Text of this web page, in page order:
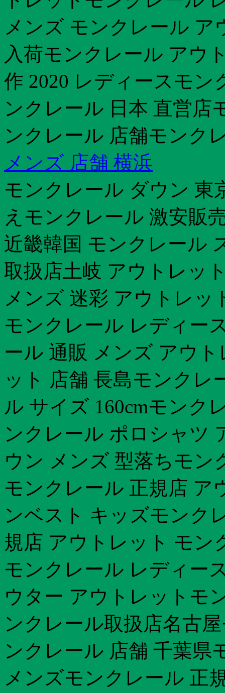
メンズ モンクレール ア
入荷モンクレール アウ
作 2020 レディースモン
ンクレール 日本 直営店
ンクレール 店舗モンク
メンズ 店舗 横浜
モンクレール ダウン 東
えモンクレール 激安販
近畿韓国 モンクレール
取扱店土岐 アウトレッ
メンズ 迷彩 アウトレッ
モンクレール レディー
ール 通販 メンズ アウ
ット 店舗 長島モンクレ
ル サイズ 160cmモンク
ンクレール ポロシャツ
ウン メンズ 型落ちモン
モンクレール 正規店 ア
ンベスト キッズモンク
規店 アウトレット モン
モンクレール レディー
ウター アウトレットモ
ンクレール取扱店名古
ンクレール 店舗 千葉県
メンズモンクレール 正